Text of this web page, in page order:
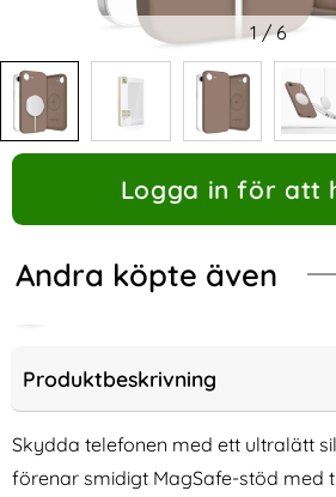
1/6
Logga in för att
Andra köpte även
Produktbeskrivning
Skydda telefonen med ett ultralätt
förenar smidigt MagSafe-stöd med